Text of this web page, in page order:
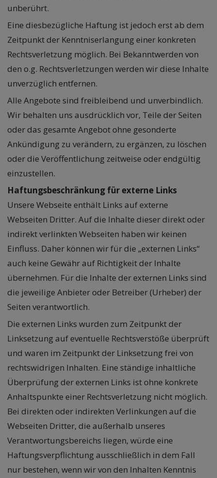
unberührt.
Eine diesbezügliche Haftung ist jedoch erst ab dem
Zeitpunkt der Kenntniserlangung einer konkreten
Rechtsverletzung möglich. Bei Bekanntwerden von
den o.g. Rechtsverletzungen werden wir diese Inhalte
unverzüglich entfernen.
Alle Angebote sind freibleibend und unverbindlich.
Wir behalten uns ausdrücklich vor, Teile der Seiten
oder das gesamte Angebot ohne gesonderte
Ankündigung zu verändern, zu ergänzen, zu löschen
oder die Veröffentlichung zeitweise oder endgültig
einzustellen.
Haftungsbeschränkung für externe Links
Unsere Webseite enthält Links auf externe
Webseiten Dritter. Auf die Inhalte dieser direkt oder
indirekt verlinkten Webseiten haben wir keinen
Einfluss. Daher können wir für die „externen Links“
auch keine Gewähr auf Richtigkeit der Inhalte
übernehmen. Für die Inhalte der externen Links sind
die jeweilige Anbieter oder Betreiber (Urheber) der
Seiten verantwortlich.
Die externen Links wurden zum Zeitpunkt der
Linksetzung auf eventuelle Rechtsverstöße überprüft
und waren im Zeitpunkt der Linksetzung frei von
rechtswidrigen Inhalten. Eine ständige inhaltliche
Überprüfung der externen Links ist ohne konkrete
Anhaltspunkte einer Rechtsverletzung nicht möglich.
Bei direkten oder indirekten Verlinkungen auf die
Webseiten Dritter, die außerhalb unseres
Verantwortungsbereichs liegen, würde eine
Haftungsverpflichtung ausschließlich in dem Fall
nur bestehen, wenn wir von den Inhalten Kenntnis